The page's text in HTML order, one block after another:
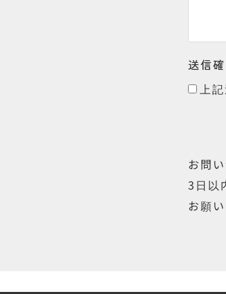
送信
上
お問
3日以
お願